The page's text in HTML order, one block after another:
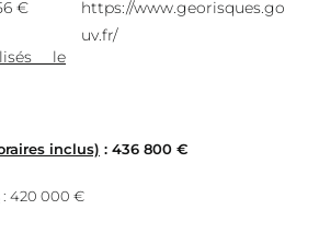
€
le
https://www.georisques.go
uv.fr/
inclus) : 436 800 €
: 420 000 €